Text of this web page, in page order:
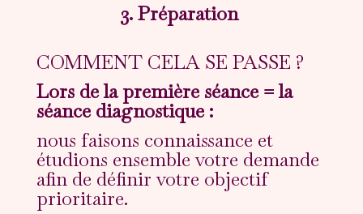
3. Préparation
COMMENT CELA SE PASSE ?
Lors de la première séance = la
séance diagnostique :
nous faisons connaissance et
étudions ensemble votre demande
afin de définir votre objectif
prioritaire.